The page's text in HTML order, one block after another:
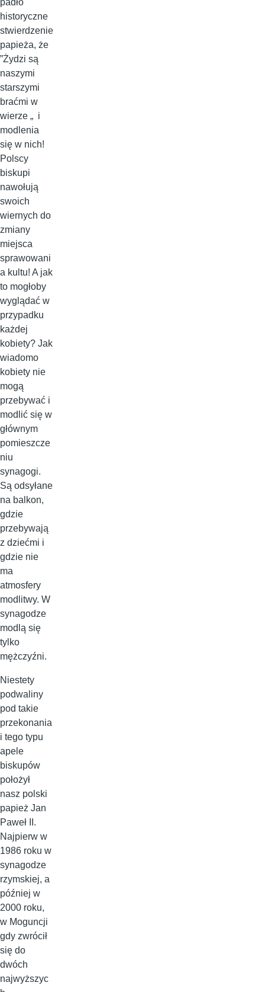
padło
historyczne
stwierdzenie
papieża, że
”Żydzi są
naszymi
starszymi
braćmi w
wierze „ i
modlenia
się w nich!
Polscy
biskupi
nawołują
swoich
wiernych do
zmiany
miejsca
sprawowani
a kultu! A jak
to mogłoby
wyglądać w
przypadku
każdej
kobiety? Jak
wiadomo
kobiety nie
mogą
przebywać i
modlić się w
głównym
pomieszcze
niu
synagogi.
Są odsyłane
na balkon,
gdzie
przebywają
z dziećmi i
gdzie nie
ma
atmosfery
modlitwy. W
synagodze
modlą się
tylko
mężczyźni.
Niestety
podwaliny
pod takie
przekonania
i tego typu
apele
biskupów
położył
nasz polski
papież Jan
Paweł II.
Najpierw w
1986 roku w
synagodze
rzymskiej, a
później w
2000 roku,
w Moguncji
gdy zwrócił
się do
dwóch
najwyższyc